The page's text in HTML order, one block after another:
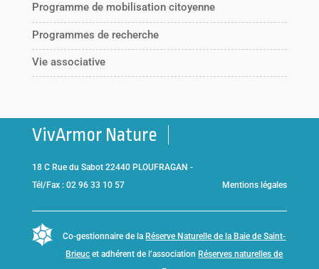
Programme de mobilisation citoyenne
Programmes de recherche
Vie associative
VivArmor Nature
18 C Rue du Sabot 22440 PLOUFRAGAN -
Tél/Fax : 02 96 33 10 57
Mentions légales
Co-gestionnaire de la Réserve Naturelle de la Baie de Saint-
Brieuc et adhérent de l’association Réserves naturelles de